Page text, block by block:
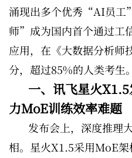
涌现出多个优秀“AI员
师”成为国内首个通过工
应用，在《大数据分析师
分，超过85%的人类考生。
一、讯飞星火
力MoE训练效率难题
发布会上，深度推理
相。星火X1.5采用MoE